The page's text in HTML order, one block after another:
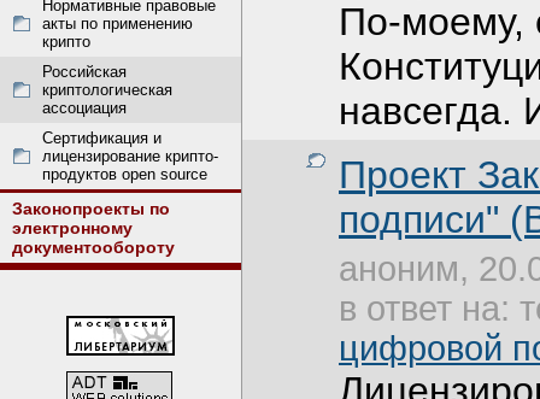
Нормативные правовые
акты по применению
крипто
Российская
криптологическая
ассоциация
Сертификация и
лицензирование крипто-
продуктов open source
Законопроекты по
электронному
документообороту
По-моему,
навсегда.
Проект
подписи"
аноним,
в ответ на:
цифровой